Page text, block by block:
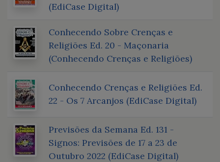
(EdiCase Digital)
Conhecendo Sobre Crenças e
Religiões Ed. 20 - Maçonaria
(Conhecendo Crenças e Religiões)
Conhecendo Crenças e Religiões Ed.
22 - Os 7 Arcanjos (EdiCase Digital)
Previsões da Semana Ed. 131 -
Signos: Previsões de 17 a 23 de
Outubro 2022 (EdiCase Digital)